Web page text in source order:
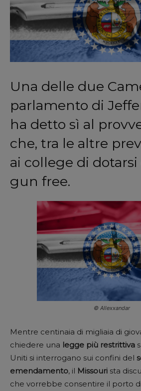
Una delle due
parlamento di
ha detto sì al
che, tra le altre
ai college di
gun free.
© Allexxandar
Mentre centinaia di migliaia di
chiedere una legge più restrittiva
Uniti si interrogano sui confini del
emendamento, il Missouri sta
che vorrebbe consentire il porto di